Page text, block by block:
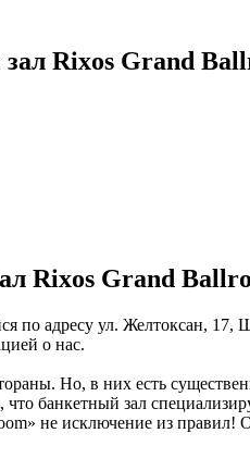
Rixos Grand
Rixos Grand
по адресу ул. Желтоксан,
о нас.
Но, в них есть
банкетный зал
не исключение из